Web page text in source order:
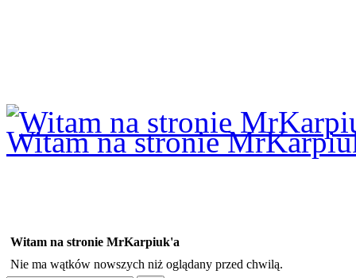
Witam na stronie
Witam na stronie MrKarpiuk'a
Nie ma wątków nowszych niż oglądany przed chwilą.